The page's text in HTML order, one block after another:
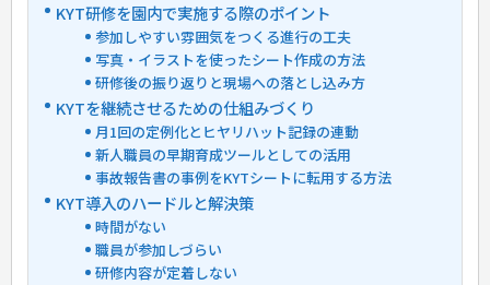
KYT研修を園内で実施する際のポイント
参加しやすい雰囲気をつくる進行の工夫
写真・イラストを使ったシート作成の方法
研修後の振り返りと現場への落とし込み方
KYTを継続させるための仕組みづくり
月1回の定例化とヒヤリハット記録の連動
新人職員の早期育成ツールとしての活用
事故報告書の事例をKYTシートに転用する方法
KYT導入のハードルと解決策
時間がない
職員が参加しづらい
研修内容が定着しない